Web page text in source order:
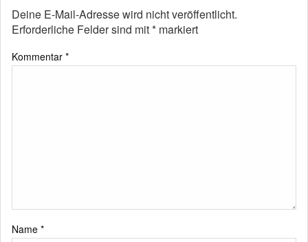
Deine E-Mail-Adresse wird nicht veröffentlicht.
Erforderliche Felder sind mit* markiert
Kommentar *
Name *